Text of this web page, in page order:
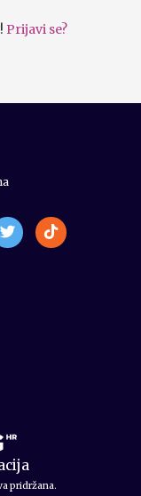
Prijavi se?
pridržana.